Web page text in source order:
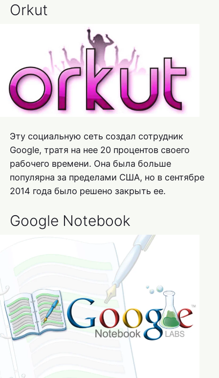
Orkut
Эту социальную сеть создал сотрудник
Google, тратя на нее 20 процентов своего
рабочего времени. Она была больше
популярна за пределами США, но в сентябре
2014 года было решено закрыть ее.
Google Notebook